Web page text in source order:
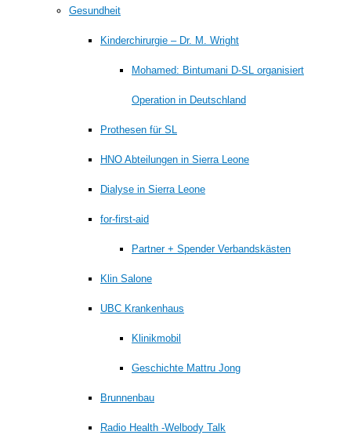
Gesundheit
Kinderchirurgie – Dr. M. Wright
Mohamed: Bintumani D-SL organisiert
Operation in Deutschland
Prothesen für SL
HNO Abteilungen in Sierra Leone
Dialyse in Sierra Leone
for-first-aid
Partner + Spender Verbandskästen
Klin Salone
UBC Krankenhaus
Klinikmobil
Geschichte Mattru Jong
Brunnenbau
Radio Health -Welbody Talk